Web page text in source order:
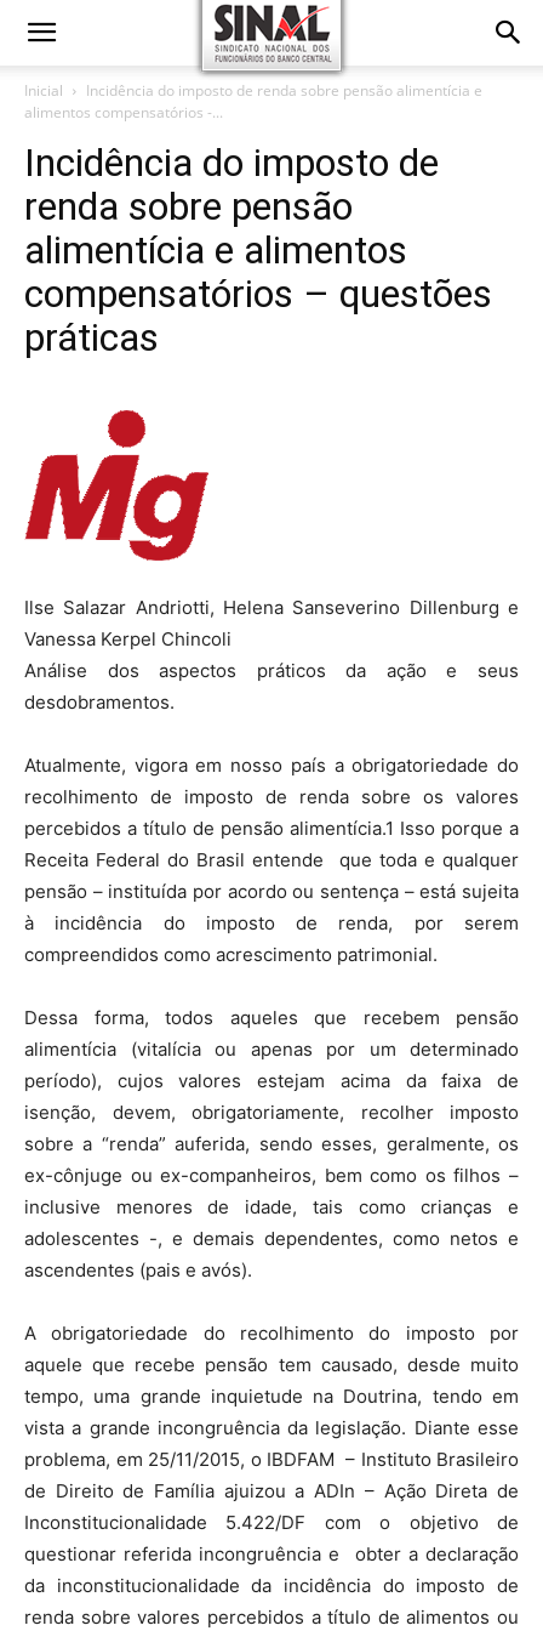
Inicial
Incidência do imposto de renda sobre pensão alimentícia e
alimentos compensatórios -...
Incidência do imposto de
renda sobre pensão
alimentícia e alimentos
compensatórios – questões
práticas
Ilse Salazar Andriotti, Helena Sanseverino Dillenburg e
Vanessa Kerpel Chincoli
Análise dos aspectos práticos da ação e seus
desdobramentos.
Atualmente, vigora em nosso país a obrigatoriedade do
recolhimento de imposto de renda sobre os valores
percebidos a título de pensão alimentícia.1 Isso porque a
Receita Federal do Brasil entende que toda e qualquer
pensão – instituída por acordo ou sentença – está sujeita
à incidência do imposto de renda, por serem
compreendidos como acrescimento patrimonial.
Dessa forma, todos aqueles que recebem pensão
alimentícia (vitalícia ou apenas por um determinado
período), cujos valores estejam acima da faixa de
isenção, devem, obrigatoriamente, recolher imposto
sobre a “renda” auferida, sendo esses, geralmente, os
ex-cônjuge ou ex-companheiros, bem como os filhos –
inclusive menores de idade, tais como crianças e
adolescentes -, e demais dependentes, como netos e
ascendentes (pais e avós).
A obrigatoriedade do recolhimento do imposto por
aquele que recebe pensão tem causado, desde muito
tempo, uma grande inquietude na Doutrina, tendo em
vista a grande incongruência da legislação. Diante esse
problema, em 25/11/2015, o IBDFAM – Instituto Brasileiro
de Direito de Família ajuizou a ADIn – Ação Direta de
Inconstitucionalidade 5.422/DF com o objetivo de
questionar referida incongruência e obter a declaração
da inconstitucionalidade da incidência do imposto de
renda sobre valores percebidos a título de alimentos ou